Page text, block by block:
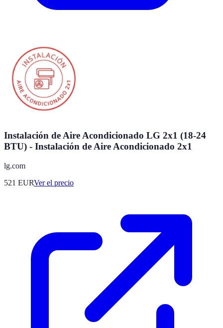
Instalación de Aire Acondicionado LG 2x1 (18-24
BTU) - Instalación de Aire Acondicionado 2x1
lg.com
521 EURVer el precio